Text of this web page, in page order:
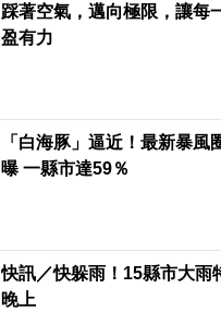
踩著空氣，邁向極限，讓每
盈有力
「白海豚」逼近！最新暴風
曝 一縣市達59％
快訊／快躲雨！15縣市大雨
晚上